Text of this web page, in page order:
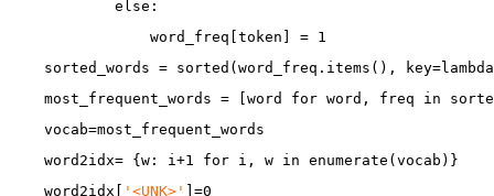
else:
word_freq[token] = 1
sorted_words = sorted(word_freq.items(),
most_frequent_words = [word for word, freq in
vocab=most_frequent_words
word2idx= {w: i+1 for i, w in enumerate(vocab)}
word2idx[ '<UNK>' ]=0